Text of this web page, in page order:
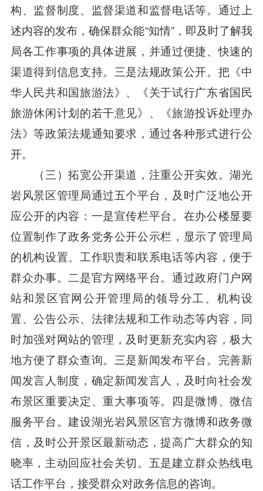
构、监督制度、监督渠道和监督电话等。通过上
述内容的发布，确保群众能“知情”，即及时了解我
局各工作事项的具体进展，并通过便捷、快速的
渠道得到信息支持。三是法规政策公开。把《中
华人民共和国旅游法》、《关于试行广东省国民
旅游休闲计划的若干意见》、《旅游投诉处理办
法》等政策法规通知要求，通过各种形式进行公
开。
（三）拓宽公开渠道，注重公开实效。湖光
岩风景区管理局通过五个平台，及时广泛地公开
应公开的内容：一是宣传栏平台。在办公楼显要
位置制作了政务党务公开公示栏，显示了管理局
的机构设置、工作职责和联系电话等内容，便于
群众办事。二是官方网络平台。通过政府门户网
站和景区官网公开管理局的领导分工、机构设
置、公告公示、法律法规和工作动态等内容，同
时加强对网站的管理，及时更新充实内容，极大
地方便了群众查询。三是新闻发布平台。完善新
闻发言人制度，确定新闻发言人，及时向社会发
布景区重要决定、重大事项等。四是微博、微信
服务平台。建设湖光岩风景区官方微博和政务微
信，及时公开景区最新动态，提高广大群众的知
晓率，主动回应社会关切。五是建立群众热线电
话工作平台，接受群众对政务信息的咨询。